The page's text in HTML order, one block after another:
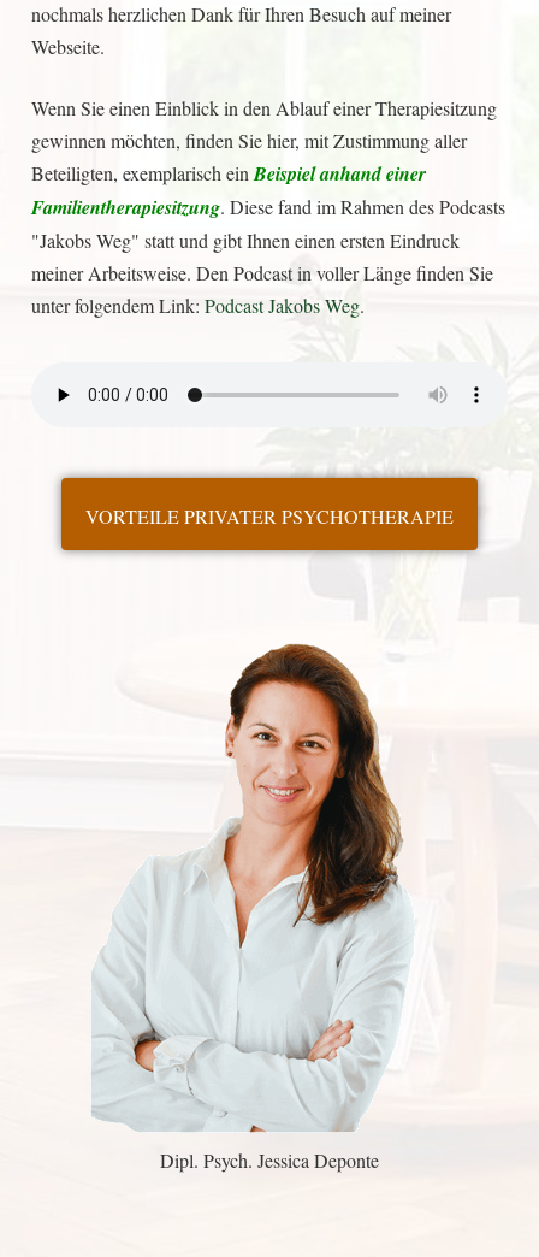
Dipl. Psych. Jessica Deponte
nochmals herzlichen Dank für Ihren Besuch auf meiner
Webseite.
Wenn Sie einen Einblick in den Ablauf einer Therapiesitzung
gewinnen möchten, finden Sie hier, mit Zustimmung aller
Beteiligten, exemplarisch einBeispiel anhand einer
Familientherapiesitzung. Diese fand im Rahmen des Podcasts
"Jakobs Weg" statt und gibt Ihnen einen ersten Eindruck
meiner Arbeitsweise. Den Podcast in voller Länge finden Sie
unter folgendem Link:Podcast Jakobs Weg.
VORTEILE PRIVATER PSYCHOTHERAPIE